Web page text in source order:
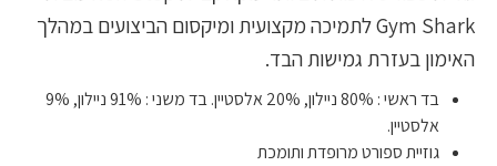
Gym Shark לתמיכה מקצועית ומיקסום הביצועים במהלך
האימון בעזרת גמישות הבד.
בד ראשי : 80% ניילון, 20% אלסטיין. בד משני : 91% ניילון, 9%
אלסטיין.
גוזיית ספורט מרופדת ותומכת